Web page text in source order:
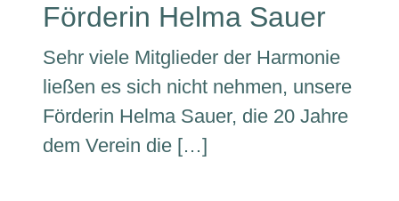
Förderin Helma Sauer
Sehr viele Mitglieder der Harmonie
ließen es sich nicht nehmen, unsere
Förderin Helma Sauer, die 20 Jahre
dem Verein die […]